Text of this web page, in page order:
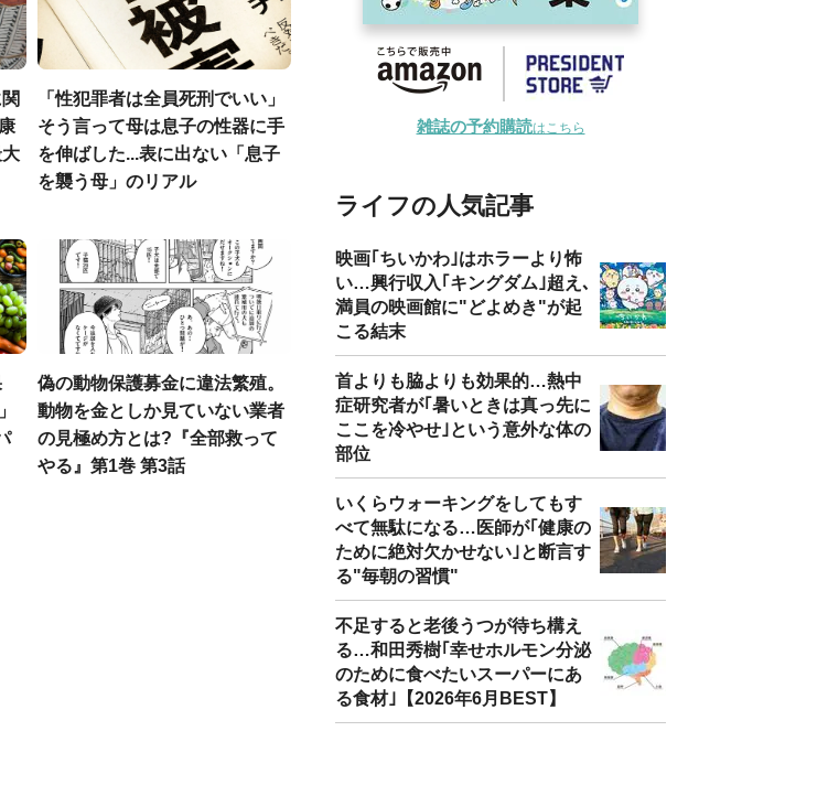
「性犯罪者は全員死刑でいい」
そう言って母は息子の性器に手
を伸ばした...表に出ない「息子
を襲う母」のリアル
偽の動物保護募金に違法繁殖。
動物を金としか見ていない業者
の見極め方とは?『全部救って
やる』第1巻 第3話
雑誌の予約購読はこちら
ライフの人気記事
映画｢ちいかわ｣はホラーより怖
い…興行収入｢キングダム｣超え､
満員の映画館に"どよめき"が起
こる結末
首よりも脇よりも効果的…熱中
症研究者が｢暑いときは真っ先に
ここを冷やせ｣という意外な体の
部位
いくらウォーキングをしてもす
べて無駄になる…医師が｢健康の
ために絶対欠かせない｣と断言す
る"毎朝の習慣"
不足すると老後うつが待ち構え
る…和田秀樹｢幸せホルモン分泌
のために食べたいスーパーにあ
る食材｣【2026年6月BEST】